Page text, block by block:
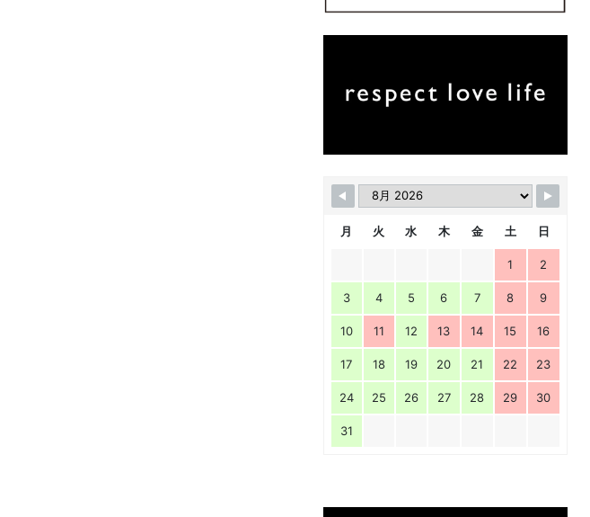
月 火 水 木 金 土 日
1 2
3 4 5 6 7 8 9
10 11 12 13 14 15 16
17 18 19 20 21 22 23
24 25 26 27 28 29 30
31